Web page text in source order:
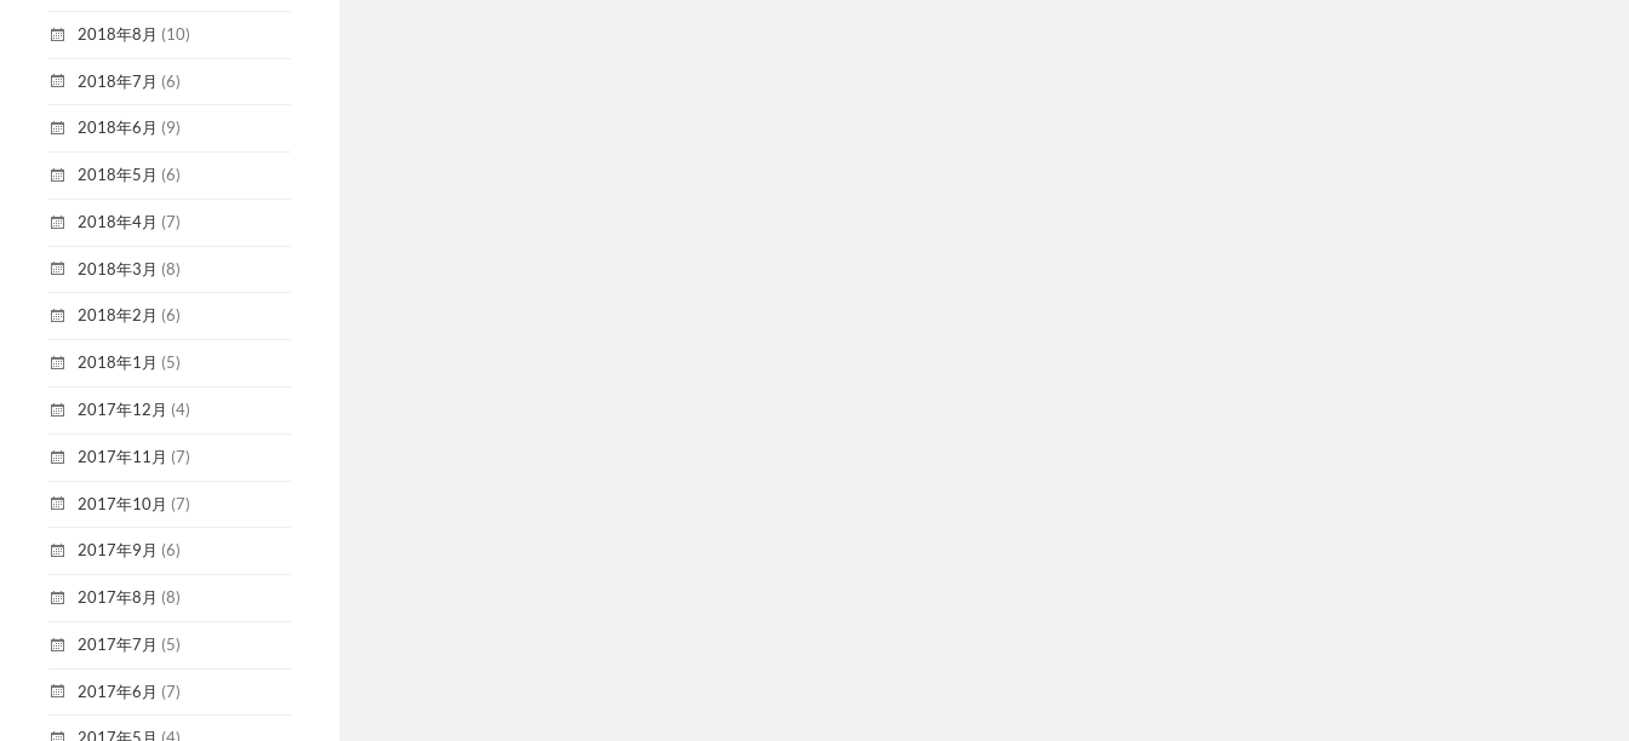
2018年8月 (10)
2018年7月 (6)
2018年6月 (9)
2018年5月 (6)
2018年4月 (7)
2018年3月 (8)
2018年2月 (6)
2018年1月 (5)
2017年12月 (4)
2017年11月 (7)
2017年10月 (7)
2017年9月 (6)
2017年8月 (8)
2017年7月 (5)
2017年6月 (7)